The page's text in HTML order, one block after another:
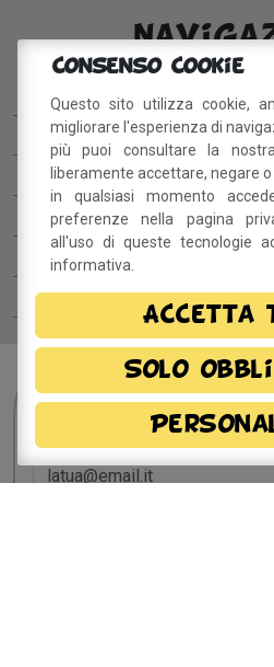
Betty B
I concorsi del
Come arrivare al
Il Betty
Ospiti del Betty
Comitato del
Sei
in
Consenso Cookie
Questo sito utilizza cookie,
migliorare l'esperienza di
più puoi consultare la
liberamente accettare, negare
in qualsiasi momento
preferenze nella pagina
all'uso di queste tecnologie
informativa.
Accetta
Solo